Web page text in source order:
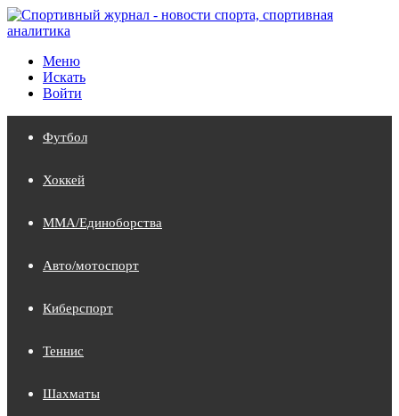
Меню
Искать
Войти
Футбол
Хоккей
MMA/Единоборства
Авто/мотоспорт
Киберспорт
Теннис
Шахматы